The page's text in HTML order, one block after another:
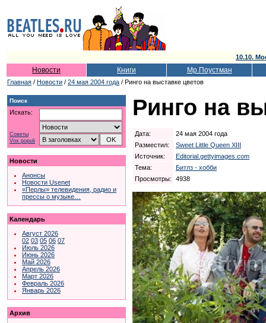
10.10.
Новости Книги Мр.Поустман
Главная / Новости / 24 мая 2004 года / Ринго на выставке цветов
Поиск
Искать:
Советы
Vox populi
Новости
Анонсы
Новости Usenet
«Перлы» телевидения, радио и
прессы о музыке…
Календарь
Август 2026
02 03 05 06 07
Июль 2026
Июнь 2026
Май 2026
Апрель 2026
Март 2026
Февраль 2026
Январь 2026
Архив
Ринго на
Дата:
24 мая 2004 года
Разместил:
Sweet Little Queen XIII
Источник:
Editorial.gettyimages.com
Тема:
Битлз - хобби
Просмотры:
4938